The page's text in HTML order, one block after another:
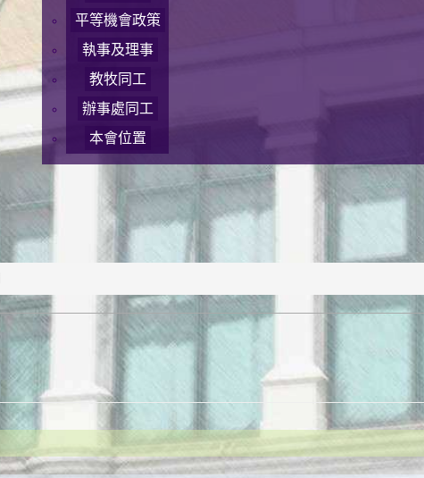
平等機會政策
執事及理事
教牧同工
辦事處同工
本會位置